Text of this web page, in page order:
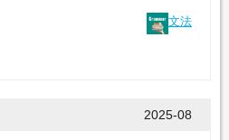
文法
2025-08